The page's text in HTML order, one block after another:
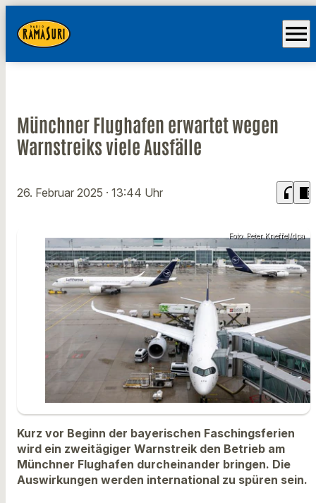
menu
Münchner Flughafen erwartet wegen
Warnstreiks viele Ausfälle
26. Februar 2025 · 13:44 Uhr headphones chrome_reader_mode
Foto: Peter Kneffel/dpa
Kurz vor Beginn der bayerischen Faschingsferien
wird ein zweitägiger Warnstreik den Betrieb am
Münchner Flughafen durcheinander bringen. Die
Auswirkungen werden international zu spüren sein.